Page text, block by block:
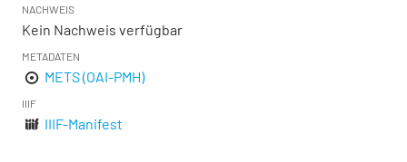
NACHWEIS
Kein Nachweis verfügbar
METADATEN
METS (OAI-PMH)
IIIF
IIIF-Manifest